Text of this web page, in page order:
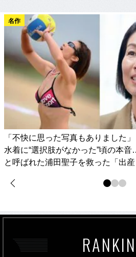
名作
「不快に思った写真もありました
水着に“選択肢がなかった”頃の本
と呼ばれた浦田聖子を救った「出産